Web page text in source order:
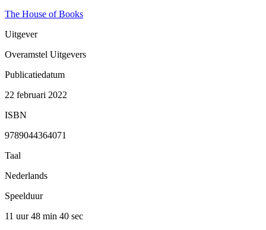
The House of Books
Uitgever
Overamstel Uitgevers
Publicatiedatum
22 februari 2022
ISBN
9789044364071
Taal
Nederlands
Speelduur
11 uur 48 min 40 sec